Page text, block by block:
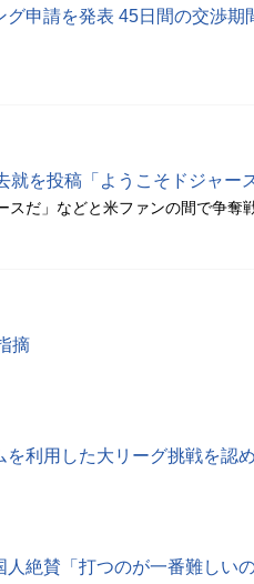
申請を発表 45日間の交渉期
を投稿「ようこそドジャー
スだ」などと米ファンの間で争奪
摘
利用した大リーグ挑戦を認
絶賛「打つのが一番難しいの